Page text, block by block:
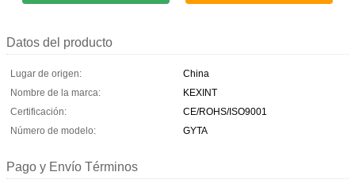
Datos del producto
Lugar de origen:
China
Nombre de la marca:
KEXINT
Certificación:
CE/ROHS/ISO9001
Número de modelo:
GYTA
Pago y Envío Términos